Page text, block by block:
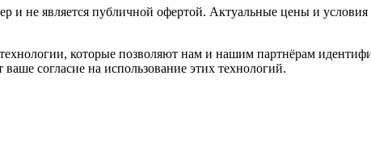
и не является публичной офертой. Актуальные цены и условия
которые позволяют нам и нашим партнёрам
согласие на использование этих технологий.